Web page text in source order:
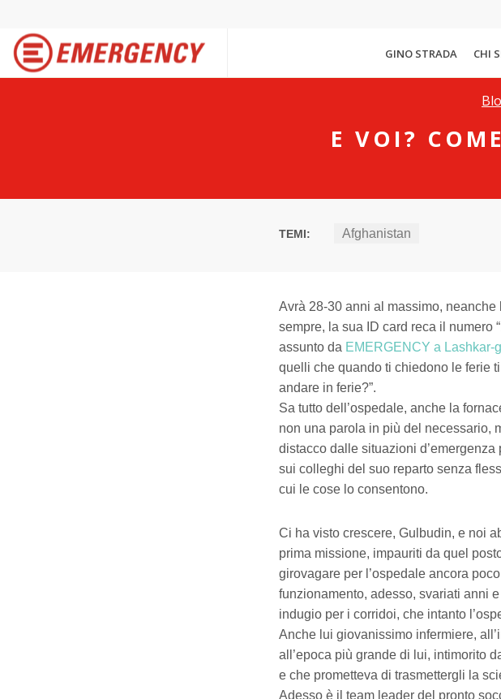
GINO STRADA CHI
E VOI?
TEMI: Afghanistan
Avrà 28-30 anni al massimo,
sempre, la sua ID card reca il numero
assunto da EMERGENCY a Lashkar-
quelli che quando ti chiedono le ferie
andare in ferie?”.
Sa tutto dell’ospedale, anche la
non una parola in più del necessario,
distacco dalle situazioni
sui colleghi del suo reparto senza
cui le cose lo consentono.
Ci ha visto crescere, Gulbudin, e noi
prima missione, impauriti da quel
girovagare per l’ospedale ancora
funzionamento, adesso, svariati anni
indugio per i corridoi, che intanto
Anche lui giovanissimo infermiere,
all’epoca più grande di lui, intimorito
e che prometteva di trasmettergli la
Adesso è il team leader del pronto